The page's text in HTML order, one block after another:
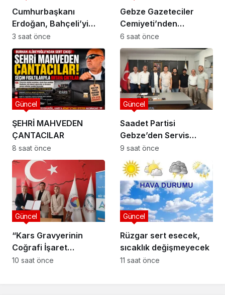
Cumhurbaşkanı
Erdoğan, Bahçeli’yi
Külliye’de kabul etti
3 saat önce
Gebze Gazeteciler
Cemiyeti’nden
Kaymakam Özyiğit’e
Ziyaret
6 saat önce
ŞEHRİ MAHVEDEN
ÇANTACILAR
Güncel
8 saat önce
Saadet Partisi
Gebze’den Servis
Esnafına Destek
Ziyareti: “Sektörde
Adalet Sağlanmalı”
Güncel
9 saat önce
“Kars Gravyerinin
Coğrafi İşaret
Niteliğinin
Güncel
10 saat önce
Rüzgar sert esecek,
sıcaklık değişmeyecek
Güncel
11 saat önce